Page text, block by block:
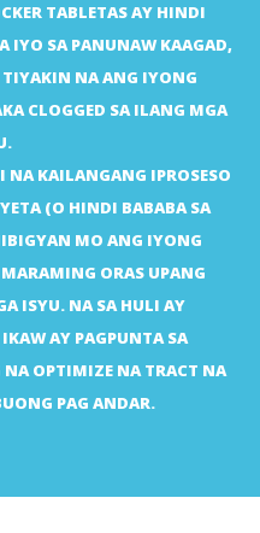
TABLETAS AY HINDI
IYO SA PANUNAW KAAGAD,
TIYAKIN NA ANG IYONG
CLOGGED SA ILANG MGA
KAILANGANG IPROSESO
(O HINDI BABABA SA
MO ANG IYONG
ORAS UPANG
ISYU. NA SA HULI AY
AY PAGPUNTA SA
OPTIMIZE NA TRACT NA
PAG ANDAR.